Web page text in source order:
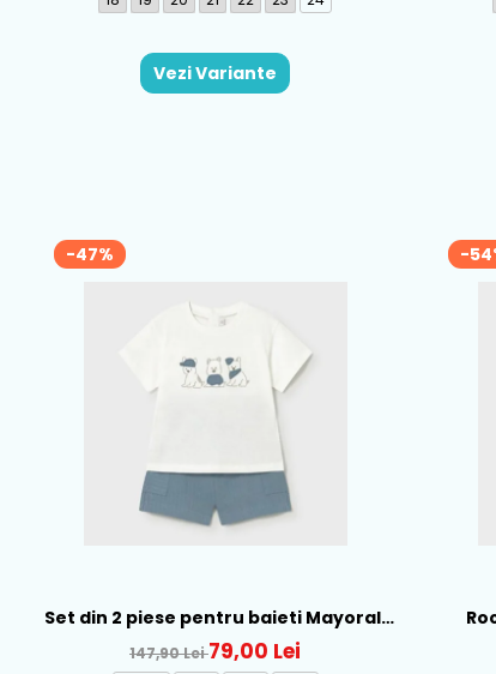
Vezi Variante
-47%
Set din 2 piese pentru baieti Mayoral,
Alb-Albastru - 1665-31
147,90 Lei79,00 Lei
-